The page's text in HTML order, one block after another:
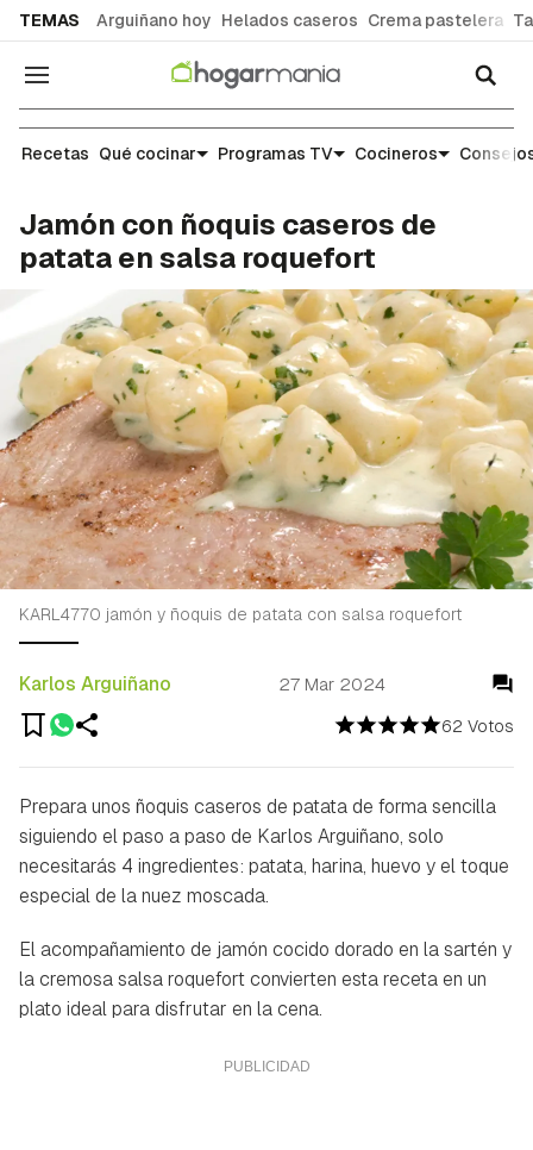
TEMAS Arguiñano hoy Helados caseros Crema pastelera
Navegación
Recetas
Recetas Qué cocinar Programas TV Cocineros
Jamón con ñoquis caseros de
patata en salsa roquefort
62 Votos
Karlos Arguiñano 27 Mar 2024
KARL4770 jamón y ñoquis de patata con salsa roquefort
Prepara unos ñoquis caseros de patata de forma sencilla
siguiendo el paso a paso de Karlos Arguiñano, solo
necesitarás 4 ingredientes: patata, harina, huevo y el toque
especial de la nuez moscada.
El acompañamiento de jamón cocido dorado en la sartén y
la cremosa salsa roquefort convierten esta receta en un
plato ideal para disfrutar en la cena.